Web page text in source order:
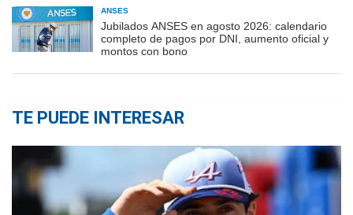
ANSES
Jubilados ANSES en agosto 2026: calendario
completo de pagos por DNI, aumento oficial y
montos con bono
TE PUEDE INTERESAR